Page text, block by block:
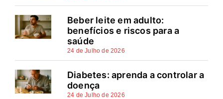
Beber leite em adulto:
benefícios e riscos para a
saúde
24 de Julho de 2026
Diabetes: aprenda a controlar a
doença
24 de Julho de 2026